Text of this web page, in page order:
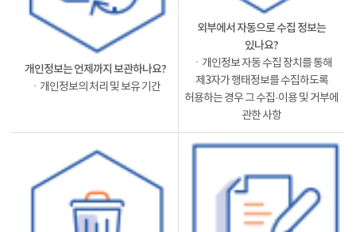
개인정보는 언제까지 보관하나요?
ㆍ개인정보의 처리 및 보유 기간
외부에서 자동으로 수집 정보는
있나요?
ㆍ개인정보 자동 수집 장치를 통해
제3자가 행태정보를 수집하도록
허용하는 경우 그 수집·이용 및 거부에
관한 사항